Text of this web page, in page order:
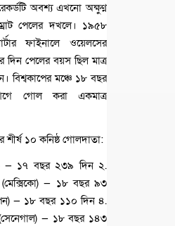
অবশ্য এখনো অক্ষুণ্ণ
পেলের দখলে। ১৯৫৮
ফাইনালে ওয়েলসের
দিন পেলের বয়স ছিল মাত্র
বিশ্বকাপের মঞ্চে ১৮ বছর
গোল করা একমাত্র
শীর্ষ ১০ কনিষ্ঠ গোলদাতা:
— ১৭ বছর ২৩৯ দিন ২.
(মেক্সিকো) — ১৮ বছর ৯৩
— ১৮ বছর ১১০ দিন ৪.
(সেনেগাল) — ১৮ বছর ১৪৩